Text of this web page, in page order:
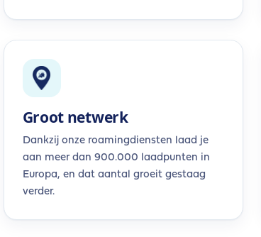
Groot netwerk
Dankzij onze roamingdiensten laad je
aan meer dan 900.000 laadpunten in
Europa, en dat aantal groeit gestaag
verder.